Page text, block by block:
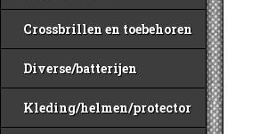
Crossbrillen en toebehoren
Diverse/batterijen
Kleding/helmen/protector